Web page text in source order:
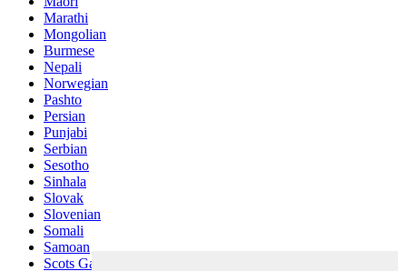
Marathi
Mongolian
Burmese
Nepali
Norwegian
Pashto
Persian
Punjabi
Serbian
Sesotho
Sinhala
Slovak
Slovenian
Somali
Samoan
Scots Gaelic